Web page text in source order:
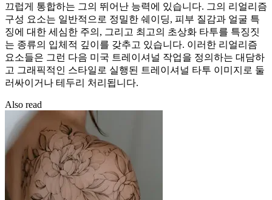
끄럽게 통합하는 그의 뛰어난 능력에 있습니다. 그의 리얼리즘
구성 요소는 일반적으로 정밀한 쉐이딩, 피부 질감과 얼굴 특
징에 대한 세심한 주의, 그리고 최고의 초상화 타투를 특징짓
는 종류의 입체적 깊이를 갖추고 있습니다. 이러한 리얼리즘
요소들은 그런 다음 미국 트레이셔널 작업을 정의하는 대담하
고 그래픽적인 스타일로 실행된 트레이셔널 타투 이미지로 둘
러싸이거나 테두리 처리됩니다.
Also read